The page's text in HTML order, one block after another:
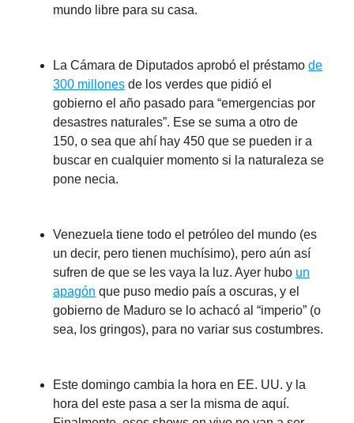
mundo libre para su casa.
La Cámara de Diputados aprobó el préstamo de
300 millones de los verdes que pidió el
gobierno el año pasado para “emergencias por
desastres naturales”. Ese se suma a otro de
150, o sea que ahí hay 450 que se pueden ir a
buscar en cualquier momento si la naturaleza se
pone necia.
Venezuela tiene todo el petróleo del mundo (es
un decir, pero tienen muchísimo), pero aún así
sufren de que se les vaya la luz. Ayer hubo un
apagón que puso medio país a oscuras, y el
gobierno de Maduro se lo achacó al “imperio” (o
sea, los gringos), para no variar sus costumbres.
Este domingo cambia la hora en EE. UU. y la
hora del este pasa a ser la misma de aquí.